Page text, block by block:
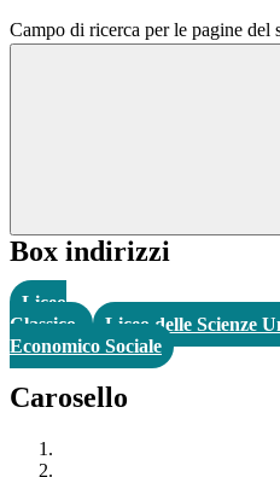
Campo di ricerca per le pagine del
Box indirizzi
Liceo
Classico
Liceo delle Scienze
Economico Sociale
Carosello